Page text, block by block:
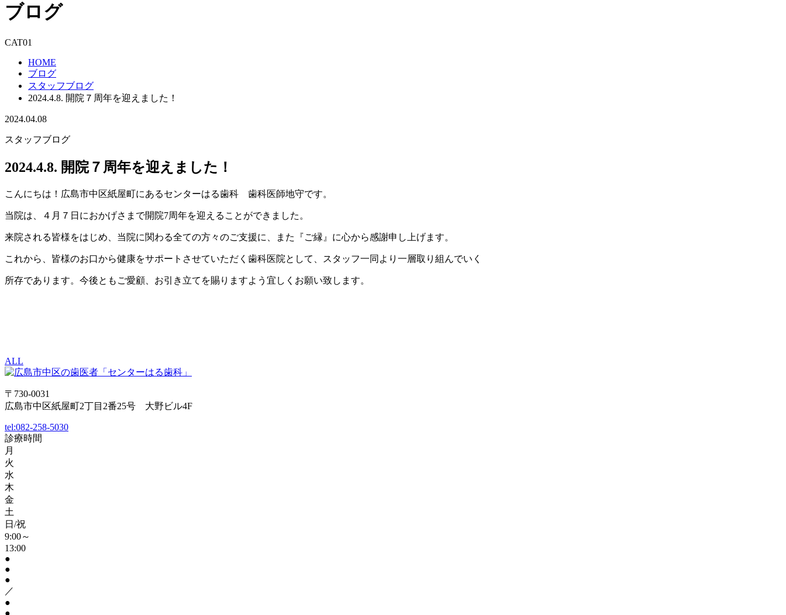
ブログ
CAT01
HOME
ブログ
スタッフブログ
2024.4.8. 開院７周年を迎えました！
2024.04.08
スタッフブログ
2024.4.8. 開院７周年を迎えました！
こんにちは！広島市中区紙屋町にあるセンターはる歯科 歯科医師地守です。
当院は、４月７日におかげさまで開院7周年を迎えることができました。
来院される皆様をはじめ、当院に関わる全ての方々のご支援に、また『ご縁』に心から感謝申し上げます。
これから、皆様のお口から健康をサポートさせていただく歯科医院として、スタッフ一同より一層取り組んでいく
所存であります。今後ともご愛顧、お引き立てを賜りますよう宜しくお願い致します。
ALL
〒730-0031
広島市中区紙屋町2丁目2番25号 大野ビル4F
tel:082-258-5030
診療時間
月
火
水
木
金
土
日/祝
9:00～
13:00
●
●
●
／
●
●